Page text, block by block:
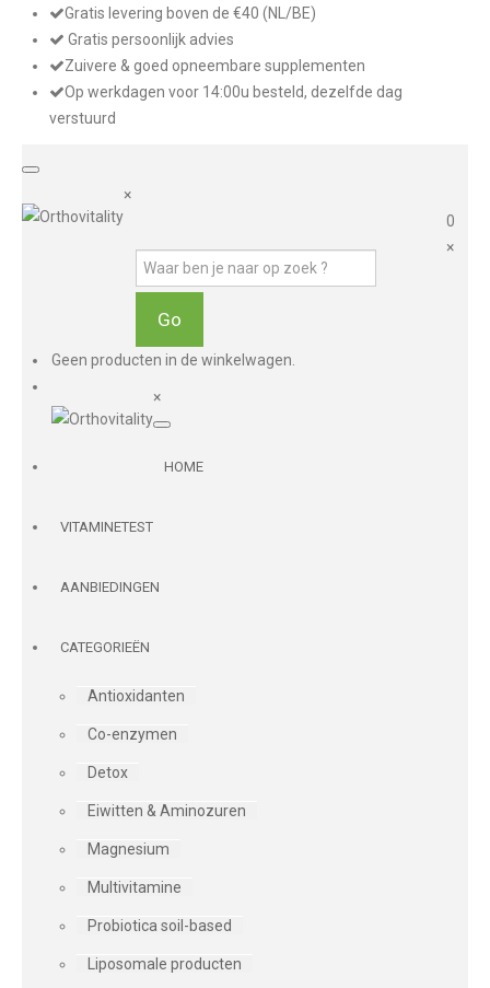
Gratis levering boven de €40 (NL/BE)
Gratis persoonlijk advies
Zuivere & goed opneembare supplementen
Op werkdagen voor 14:00u besteld, dezelfde dag
verstuurd
×
0
×
Geen producten in de winkelwagen.
×
HOME
VITAMINETEST
AANBIEDINGEN
CATEGORIEËN
Antioxidanten
Co-enzymen
Detox
Eiwitten & Aminozuren
Magnesium
Multivitamine
Probiotica soil-based
Liposomale producten